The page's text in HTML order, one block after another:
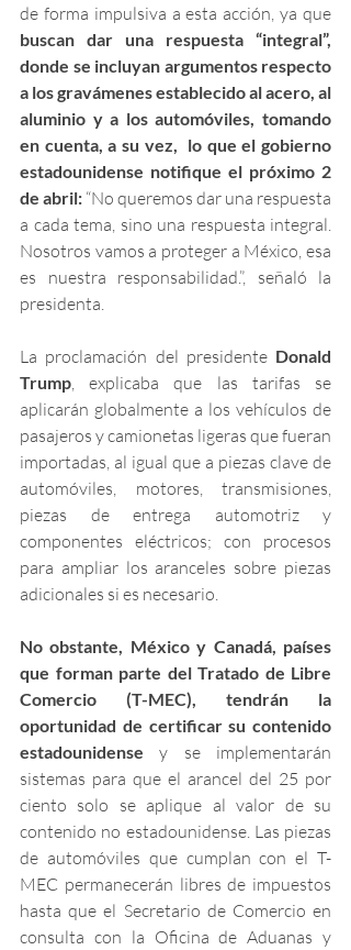
buscan dar una respuesta “integral”,
donde se incluyan argumentos respecto
a los gravámenes establecido al acero, al
aluminio y a los automóviles, tomando
en cuenta, a su vez,  lo que el gobierno
estadounidense notifique el próximo 2
de abril: “No queremos dar una respuesta
a cada tema, sino una respuesta integral.
Nosotros vamos a proteger a México, esa
es nuestra responsabilidad.”, señaló la
presidenta.
La proclamación del presidente Donald
Trump , explicaba que las tarifas se
aplicarán globalmente a los vehículos de
pasajeros y camionetas ligeras que fueran
importadas, al igual que a piezas clave de
automóviles, motores, transmisiones,
piezas de entrega automotriz y
componentes eléctricos; con procesos
para ampliar los aranceles sobre piezas
adicionales si es necesario.
No obstante, México y Canadá, países
que forman parte del Tratado de Libre
Comercio (T-MEC), tendrán la
oportunidad de certificar su contenido
estadounidense y se implementarán
sistemas para que el arancel del 25 por
ciento solo se aplique al valor de su
contenido no estadounidense. Las piezas
de automóviles que cumplan con el T-
MEC permanecerán libres de impuestos
hasta que el Secretario de Comercio en
consulta con la Oficina de Aduanas y